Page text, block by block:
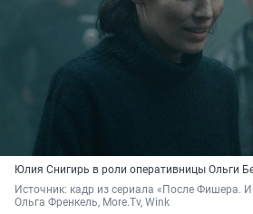
Юлия Снигирь в роли оперативницы Ольги
Источник: кадр из сериала «После Фишера.
Ольга Френкель, More.Tv, Wink